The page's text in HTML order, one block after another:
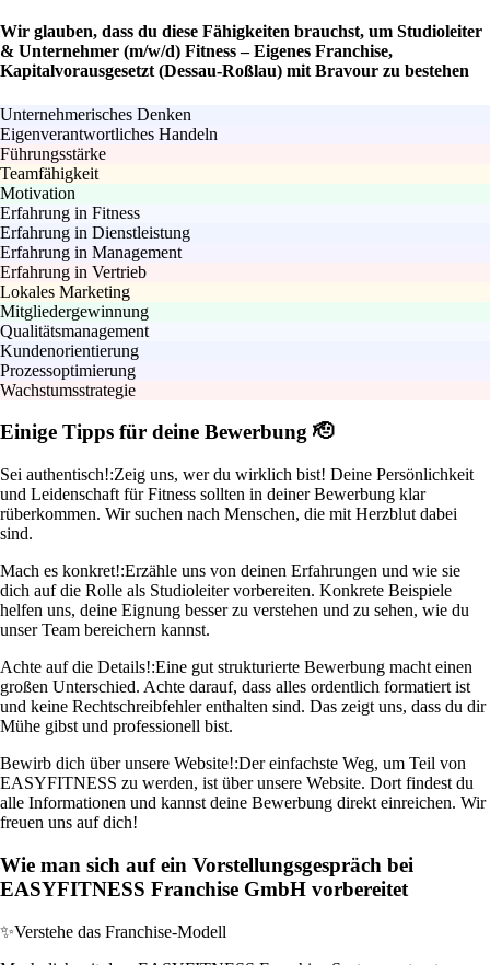
Wir glauben, dass du diese Fähigkeiten brauchst, um Studioleiter
& Unternehmer (m/w/d) Fitness – Eigenes Franchise,
Kapitalvorausgesetzt (Dessau-Roßlau) mit Bravour zu bestehen
Unternehmerisches Denken
Eigenverantwortliches Handeln
Führungsstärke
Teamfähigkeit
Motivation
Erfahrung in Fitness
Erfahrung in Dienstleistung
Erfahrung in Management
Erfahrung in Vertrieb
Lokales Marketing
Mitgliedergewinnung
Qualitätsmanagement
Kundenorientierung
Prozessoptimierung
Wachstumsstrategie
Einige Tipps für deine Bewerbung 🫡
Sei authentisch!:Zeig uns, wer du wirklich bist! Deine Persönlichkeit
und Leidenschaft für Fitness sollten in deiner Bewerbung klar
rüberkommen. Wir suchen nach Menschen, die mit Herzblut dabei
sind.
Mach es konkret!:Erzähle uns von deinen Erfahrungen und wie sie
dich auf die Rolle als Studioleiter vorbereiten. Konkrete Beispiele
helfen uns, deine Eignung besser zu verstehen und zu sehen, wie du
unser Team bereichern kannst.
Achte auf die Details!:Eine gut strukturierte Bewerbung macht einen
großen Unterschied. Achte darauf, dass alles ordentlich formatiert ist
und keine Rechtschreibfehler enthalten sind. Das zeigt uns, dass du dir
Mühe gibst und professionell bist.
Bewirb dich über unsere Website!:Der einfachste Weg, um Teil von
EASYFITNESS zu werden, ist über unsere Website. Dort findest du
alle Informationen und kannst deine Bewerbung direkt einreichen. Wir
freuen uns auf dich!
Wie man sich auf ein Vorstellungsgespräch bei
EASYFITNESS Franchise GmbH vorbereitet
✨Verstehe das Franchise-Modell